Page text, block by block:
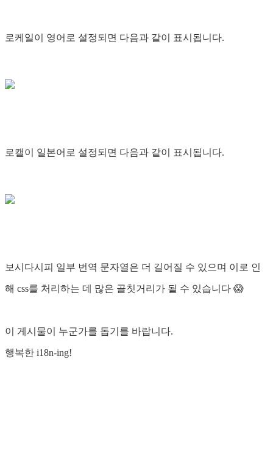
로케일이 영어로 설정되면 다음과 같이 표시됩니다.
로캘이 일본어로 설정되면 다음과 같이 표시됩니다.
보시다시피 일부 번역 문자열은 더 길어질 수 있으며 이로 인
해 css를 처리하는 데 많은 골칫거리가 될 수 있습니다 😱
이 게시물이 누군가를 돕기를 바랍니다.
행복한 i18n-ing!